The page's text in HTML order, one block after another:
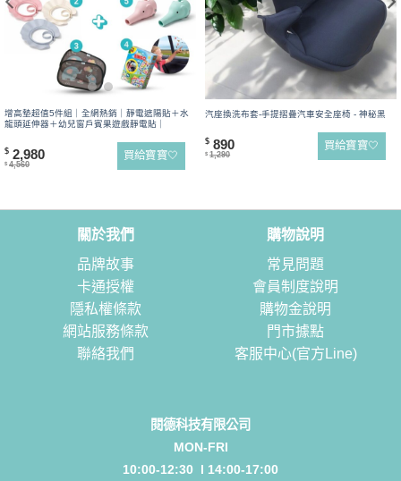
增高墊超值5件組｜全網熱銷｜靜電遮陽貼＋水
龍頭延伸器＋幼兒窗戶賓果遊戲靜電貼｜
$ 2,980
$ 4,560
買給寶寶🤍
汽座換洗布套-手提摺疊汽車安全座椅 - 神秘黑
$ 890
$ 1,290
買給寶寶🤍
關於我們
品牌故事
卡通授權
隱私權條款
網站服務條款
聯絡我們
購物說明
常見問題
會員制度說明
購物金說明
門市據點
客服中心(官方Line)
閱德科技有限公司
MON-FRI
10:00-12:30 l 14:00-17:00